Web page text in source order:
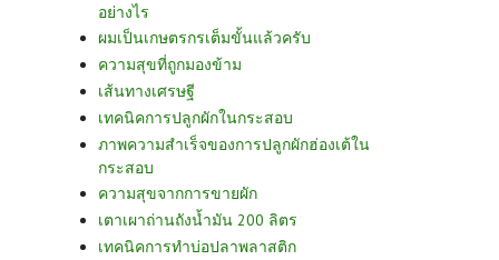
อย่างไร
ผมเป็นเกษตรกรเต็มขั้นแล้วครับ
ความสุขที่ถูกมองข้าม
เส้นทางเศรษฐี
เทคนิคการปลูกผักในกระสอบ
ภาพความสำเร็จของการปลูกผักฮ่องเต้ใน
กระสอบ
ความสุขจากการขายผัก
เตาเผาถ่านถังน้ำมัน 200 ลิตร
เทคนิคการทำบ่อปลาพลาสติก